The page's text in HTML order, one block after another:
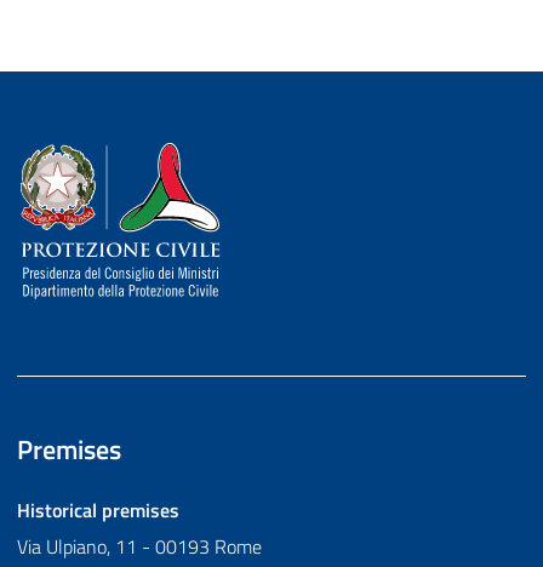
Dipartimento della Protezione Civile
Premises
Historical premises
Via Ulpiano, 11 - 00193 Rome